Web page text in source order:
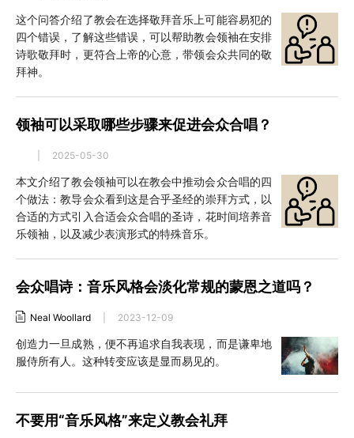
这个问答介绍了教会在选择敬拜音乐上可能容易犯的
四个错误，了解这些错误，可以帮助教会领袖在安排
诗歌敬拜时，更符合上帝的心意，带领会众共同的敬
拜神。
领袖可以采取哪些步骤来促进会众合唱？
2025-05-30
本文介绍了教会领袖可以在教会中推动会众合唱的四
个做法：教导会众看到这是合乎圣经的崇拜方式，以
合适的方式引入合适会众合唱的圣诗，花时间培养音
乐领袖，以及减少表演形式的特殊音乐。
会众唱诗：音乐风格会淡化常规的蒙恩之道吗？
Neal Woollard 2023-12-09
创造力一旦成熟，便不再追求自我表现，而是谦卑地
服侍所有人。这种转变应该是显而易见的。
不要用“音乐风格”来定义教会礼拜